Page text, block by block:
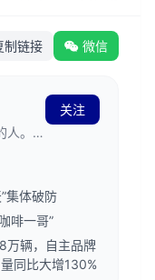
制链接 微信
人。创
价
领先的
关注
集体破防
啡一哥”
万辆，自主品牌
同比大增130%